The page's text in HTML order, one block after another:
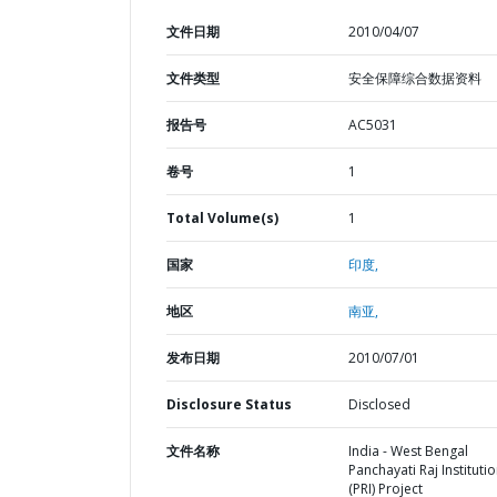
文件日期 2010/04/07
文件类型 安全保障综合数据资料
报告号 AC5031
卷号 1
Total Volume(s) 1
国家 印度,
地区 南亚,
发布日期 2010/07/01
Disclosure Status Disclosed
文件名称
India - West Bengal
Panchayati Raj
(PRI) Project